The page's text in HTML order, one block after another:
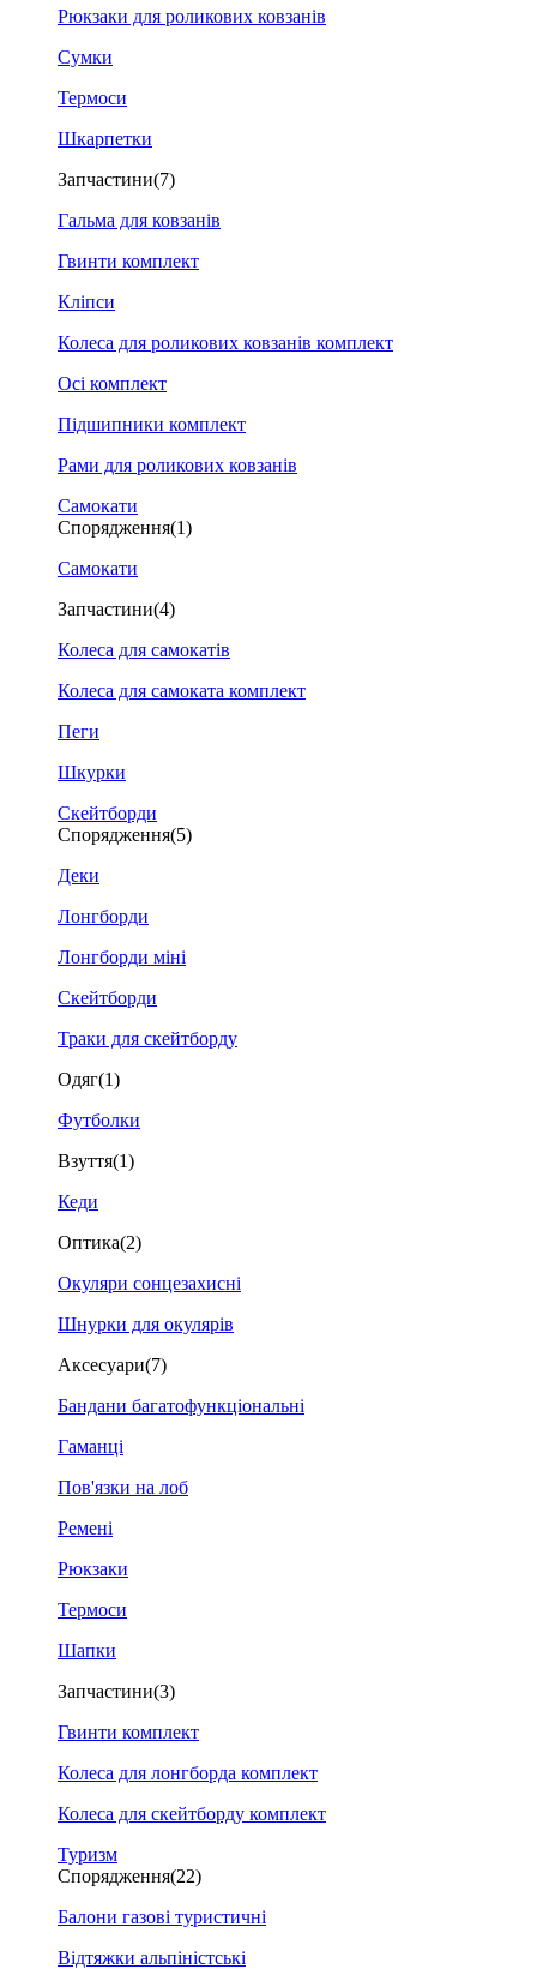
Рюкзаки для роликових ковзанів
Сумки
Термоси
Шкарпетки
Запчастини(7)
Гальма для ковзанів
Гвинти комплект
Кліпси
Колеса для роликових ковзанів комплект
Осі комплект
Підшипники комплект
Рами для роликових ковзанів
Самокати
Спорядження(1)
Самокати
Запчастини(4)
Колеса для самокатів
Колеса для самоката комплект
Пеги
Шкурки
Скейтборди
Спорядження(5)
Деки
Лонгборди
Лонгборди міні
Скейтборди
Траки для скейтборду
Одяг(1)
Футболки
Взуття(1)
Кеди
Оптика(2)
Окуляри сонцезахисні
Шнурки для окулярів
Аксесуари(7)
Бандани багатофункціональні
Гаманці
Пов'язки на лоб
Ремені
Рюкзаки
Термоси
Шапки
Запчастини(3)
Гвинти комплект
Колеса для лонгборда комплект
Колеса для скейтборду комплект
Туризм
Спорядження(22)
Балони газові туристичні
Відтяжки альпіністські